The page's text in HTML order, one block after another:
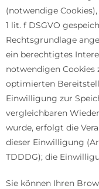
(notwendige
1 lit. f DSGVO
Rechtsgrundlage
ein berechtigtes
notwendigen Cookies
optimierten
Einwilligung zur
vergleichbaren
wurde, erfolgt die
dieser Einwilligung
TDDDG); die
Sie können Ihren